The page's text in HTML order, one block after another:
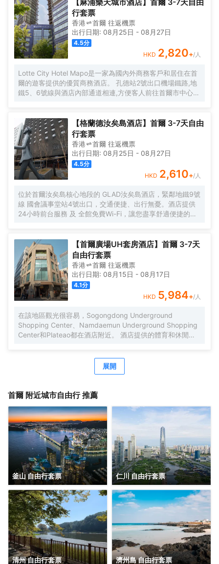
議設施, 保險箱, 接送服務。 喜普樂吉酒店首爾東大門有裝修
精美的客房，每間都配有液晶電視/等離子電視, 空調, 冰箱,
無線上網（免費）。 酒店內的健身中心是忙碌的一天後放鬆
身心的理想去處。 想在首爾尋找舒適又便捷的酒店，就一定
要考慮喜普樂吉酒店首爾東大門，能帶給您賓至如歸的感
覺。
【麻浦樂天城市酒店】首爾 3-7天自由
行套票
香港 首爾 往返機票
出行日期: 08月25日 - 08月27日
4.5分
HKD 2,820+/人
Lotte City Hotel Mapo是一家為國內外商務客戶和居住在首
爾的遊客提供的優質商務酒店。 孔德站2號出口機場鐵路,地
鐵5、6號線與酒店內部通道相連,方便客人前往首爾市中心和
新村、明洞。 Lotte City Hotel Mapo酒店為客人提供舒適的
客房、現代化的餐廳Naru、自然採光的室內游泳池、商務會
議室和健身中心等設施,提供與眾不同的服務,為客人提供舒適
的放鬆和成功的商務環境。
【格蘭德汝矣島酒店】首爾 3-7天自由
行套票
香港 首爾 往返機票
出行日期: 08月25日 - 08月27日
4.5分
HKD 2,610+/人
位於首爾汝矣島核心地段的 GLAD汝矣島酒店，緊鄰地鐵9號
線 國會議事堂站4號出口，交通便捷、出行無憂。酒店提供
24小時前台服務 及 全館免費Wi-Fi，讓您盡享舒適便捷的入
是商務出行還是休閒旅遊，都能滿足您的多樣需求。 清晨可
在一樓餐廳享用豐盛的 自助早餐（供應時間：06:30～
09:30），開啟活力滿滿的一天。傍晚時分，不妨前往本店
特色酒吧 Black Bar，品嚐精選 單一麥芽威士忌，或在14層
的高端日料餐廳 Kappo Aki，細品選用應季食材烹製的正宗
日本料理，體驗味蕾盛宴。 酒店步行 5分鐘可達國會議事
堂，15分鐘可達IFC Mall與The Hyundai Seoul現代百貨，購
物、休閒與商務活動輕鬆切換。前往 金浦國際機場僅需約25
分鐘車程，仁川國際機場約50分鐘車程，是商務與旅行人士
的理想之選。
【首爾廣場UH套房酒店】首爾 3-7天
自由行套票
香港 首爾 往返機票
出行日期: 08月15日 - 08月17日
4.1分
HKD 5,984+/人
在該地區觀光很容易，Sogongdong Underground
Shopping Center、Namdaemun Underground Shopping
Center和Plateao都在酒店附近。 酒店提供的體育和休閒設
展開
首爾 附近城市自由行 推薦
釜山 自由行套票 仁川 自由行套票
清州 自由行套票 濟州島 自由行套票